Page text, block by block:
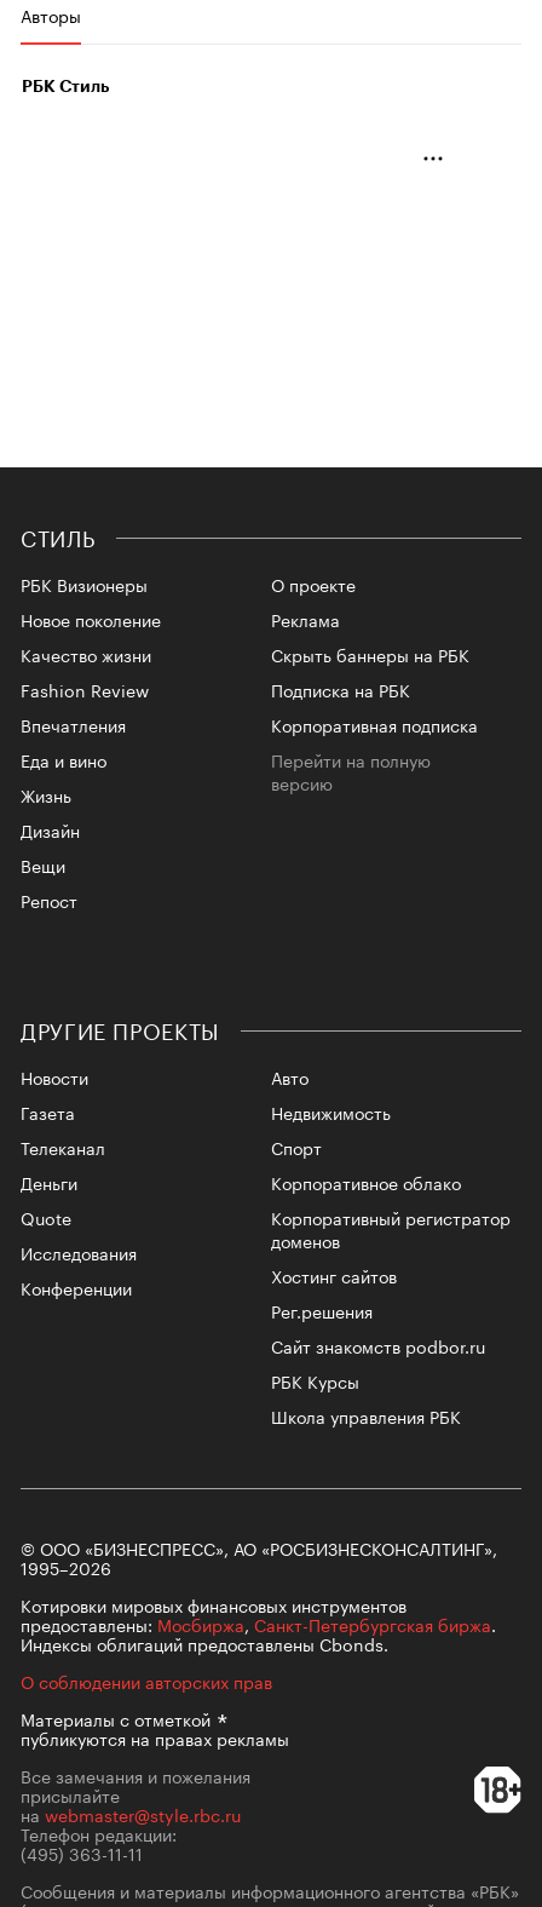
Авторы
РБК Стиль
СТИЛЬ
РБК Визионеры
Новое поколение
Качество жизни
Fashion Review
Впечатления
Еда и вино
Жизнь
Дизайн
Вещи
Репост
О проекте
Реклама
Скрыть баннеры на РБК
Подписка на РБК
Корпоративная подписка
Перейти на полную
версию
ДРУГИЕ ПРОЕКТЫ
Новости
Газета
Телеканал
Авто
Недвижимость
Спорт
Корпоративное облако
Корпоративный регистратор
доменов
Хостинг сайтов
Рег.решения
Сайт знакомств podbor.ru
РБК Курсы
Школа управления РБК
Деньги
Quote
Исследования
Конференции
© ООО «БИЗНЕСПРЕСС», АО «РОСБИЗНЕСКОНСАЛТИНГ»,
1995–2026
Котировки мировых финансовых инструментов
предоставлены: Мосбиржа, Санкт-Петербургская биржа.
Индексы облигаций предоставлены Cbonds.
О соблюдении авторских прав
Материалы сотметкой
публикуются на правах рекламы
Все замечания и пожелания
присылайте
на webmaster@style.rbc.ru
Телефон редакции:
(495) 363-11-11
Сообщения и материалы информационного агентства «РБК»